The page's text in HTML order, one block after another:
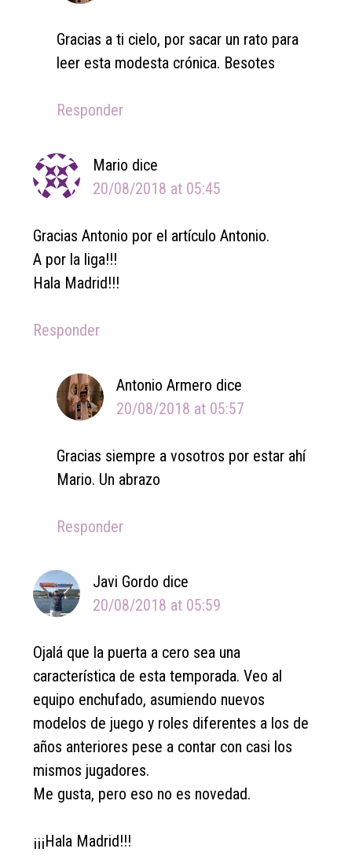
Gracias a ti cielo, por sacar un rato para
leer esta modesta crónica. Besotes
Responder
Mario dice
20/08/2018 at 05:45
Gracias Antonio por el artículo Antonio.
A por la liga!!!
Hala Madrid!!!
Responder
Antonio Armero dice
20/08/2018 at 05:57
Gracias siempre a vosotros por estar ahí
Mario. Un abrazo
Responder
Javi Gordo dice
20/08/2018 at 05:59
Ojalá que la puerta a cero sea una
característica de esta temporada. Veo al
equipo enchufado, asumiendo nuevos
modelos de juego y roles diferentes a los de
años anteriores pese a contar con casi los
mismos jugadores.
Me gusta, pero eso no es novedad.
¡¡¡Hala Madrid!!!